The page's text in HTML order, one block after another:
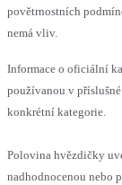
povětrnostních
nemá vliv.
Informace o oficiální
používanou v
konkrétní kategorie.
Polovina hvězdičky
nadhodnocenou nebo